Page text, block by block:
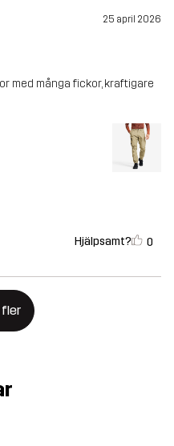
25 april 2026
med många fickor, kraftigare
Hjälpsamt? 0
fler